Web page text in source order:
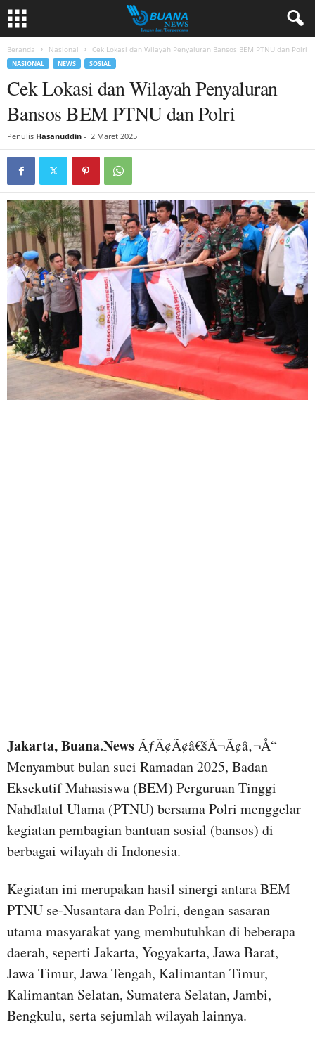
Beranda Nasional Cek Lokasi dan Wilayah Penyaluran Bansos BEM PTNU dan Polri
NASIONAL NEWS SOSIAL
Cek Lokasi dan Wilayah Penyaluran
Bansos BEM PTNU dan Polri
Penulis Hasanuddin - 2 Maret 2025
Jakarta, Buana.NewsÃƒÂ¢Ã¢â€šÂ¬Ã¢â‚¬Å“
Menyambut bulan suci Ramadan 2025, Badan
Eksekutif Mahasiswa (BEM) Perguruan Tinggi
Nahdlatul Ulama (PTNU) bersama Polri menggelar
kegiatan pembagian bantuan sosial (bansos) di
berbagai wilayah di Indonesia.
Kegiatan ini merupakan hasil sinergi antara BEM
PTNU se-Nusantara dan Polri, dengan sasaran
utama masyarakat yang membutuhkan di beberapa
daerah, seperti Jakarta, Yogyakarta, Jawa Barat,
Jawa Timur, Jawa Tengah, Kalimantan Timur,
Kalimantan Selatan, Sumatera Selatan, Jambi,
Bengkulu, serta sejumlah wilayah lainnya.